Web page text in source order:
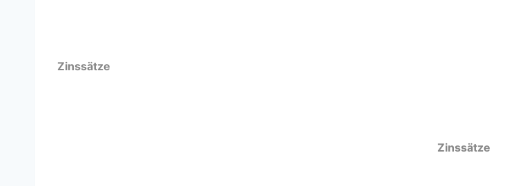
Zinssätze
Zinssätze